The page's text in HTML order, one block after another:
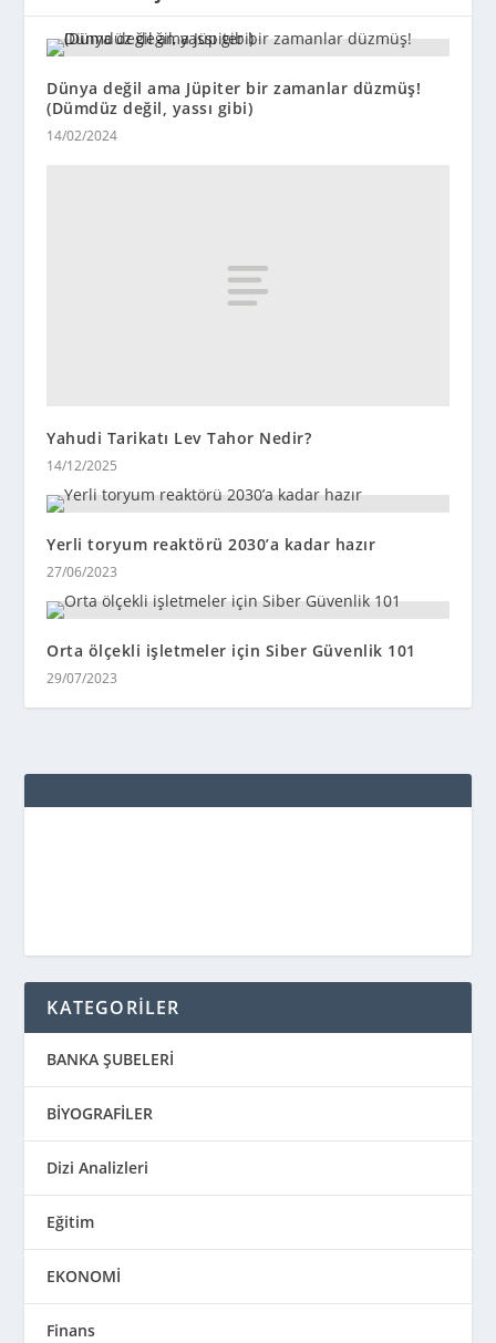
Dünya değil ama Jüpiter bir zamanlar düzmüş!
(Dümdüz değil, yassı gibi)
14/02/2024
Yahudi Tarikatı Lev Tahor Nedir?
14/12/2025
Yerli toryum reaktörü 2030’a kadar hazır
27/06/2023
Orta ölçekli işletmeler için Siber Güvenlik 101
29/07/2023
KATEGORİLER
BANKA ŞUBELERİ
BİYOGRAFİLER
Dizi Analizleri
Eğitim
EKONOMİ
Finans